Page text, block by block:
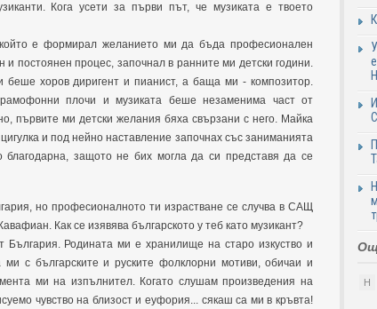
Кога усети за първи път, че музиката е твоето
е формирал желанието ми да бъда професионален
постоянен процес, започнал в ранните ми детски години.
беше хоров диригент и пианист, а баща ми - композитор.
плочи и музиката беше незаменима част от
първите ми детски желания бяха свързани с него. Майка
и под нейно наставление започнах със заниманията
защото не бих могла да си представя да се
но професионалното ти израстване се случва в САЩ
Как се изявява българското у теб като музикант?
Родината ми е хранилище на старо изкуство и
ми с българските и руските фолклорни мотиви, обичаи и
ми на изпълнител. Когато слушам произведения на
чувство на близост и еуфория... сякаш са ми в кръвта!
Н